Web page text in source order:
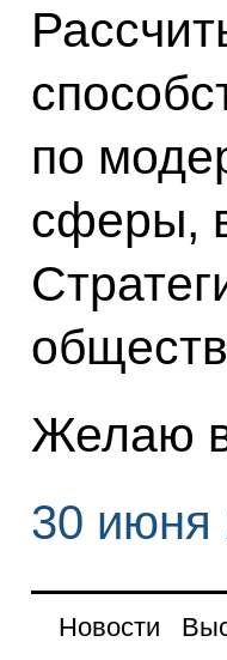
по
сферы,
Желаю
30 июня
Новости